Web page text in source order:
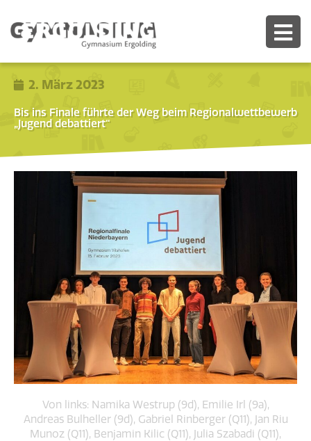
2. März 2023
Bis ins Finale führte der Weg beim Regionalwettbewerb
„Jugend debattiert“
Von links: Namika Westrup (9d), Emilie Irl (9a),
Andreas Bulheller (9d), Gabriel Rinberger (Q11), Jan Riu
Munoz (Q11), Benjamin Kilic (Q11), Julia Szabadi (Q11),